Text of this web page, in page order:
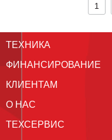
1
ТЕХНИКА
ФИНАНСИРОВАНИЕ
КЛИЕНТАМ
О НАС
ТЕХСЕРВИС